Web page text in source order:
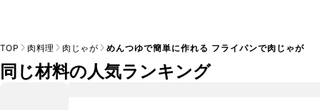
TOP 肉料理 肉じゃが めんつゆで簡単に作れる フライパンで肉じゃが
同じ材料の人気ランキング